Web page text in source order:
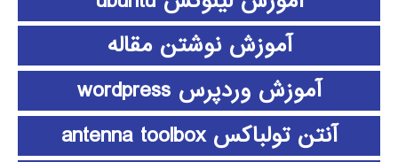
آموزش نوشتن مقاله
آموزش وردپرس wordpress
آنتن تولباکس antenna toolbox